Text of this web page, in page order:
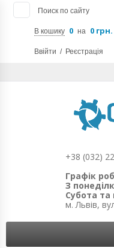
Поиск по сайту
В кошику 0 на 0 грн.
Ввійти / Реєстрація
+38 (032)
Графік
З
Субота та
м. Львів,